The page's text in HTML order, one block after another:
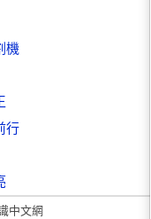
機
行
中文網